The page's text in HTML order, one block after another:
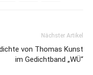
Nächster Artikel
von Thomas Kunst
im Gedichtband „WÜ“